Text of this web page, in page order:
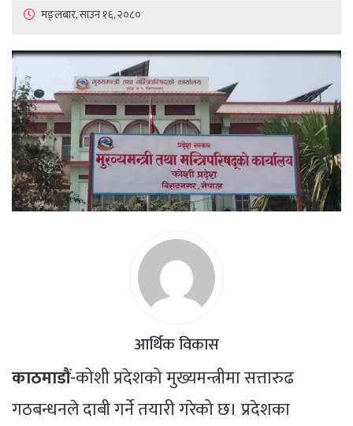
मङ्लबार, साउन १६, २०८०
आर्थिक विकास
काठमाडौं-कोशी प्रदेशको मुख्यमन्त्रीमा सत्तारुढ
गठबन्धनले दाबी गर्ने तयारी गरेको छ। प्रदेशका